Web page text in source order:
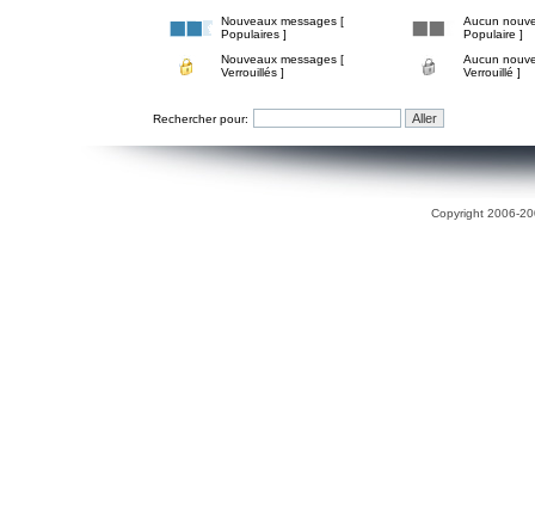
Nouveaux messages [
Populaires ]
Aucun
Populaire ]
Nouveaux messages [
Verrouillés ]
Aucun
Verrouillé ]
Rechercher pour:
Copyright 2006-